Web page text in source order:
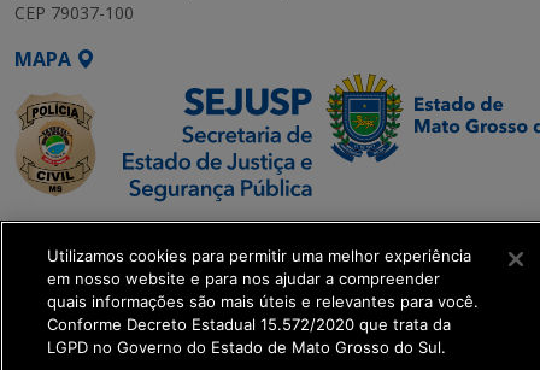
CEP 79037-100
MAPA
SETDIG | Secretaria-
Executiva de
Transformação Digital
get_footer();
Utilizamos cookies para permitir uma melhor experiência
em nosso website e para nos ajudar a compreender
quais informações são mais úteis e relevantes para você.
Conforme Decreto Estadual 15.572/2020 que trata da
LGPD no Governo do Estado de Mato Grosso do Sul.